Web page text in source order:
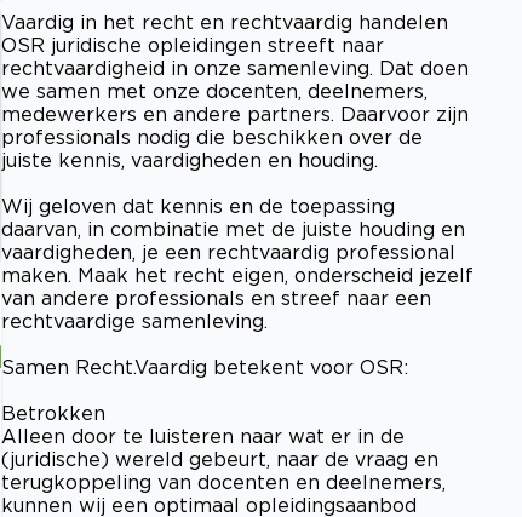
Vaardig in het recht en rechtvaardig handelen
OSR juridische opleidingen streeft naar
rechtvaardigheid in onze samenleving. Dat doen
we samen met onze docenten, deelnemers,
medewerkers en andere partners. Daarvoor zijn
professionals nodig die beschikken over de
juiste kennis, vaardigheden en houding.
Wij geloven dat kennis en de toepassing
daarvan, in combinatie met de juiste houding en
vaardigheden, je een rechtvaardig professional
maken. Maak het recht eigen, onderscheid jezelf
van andere professionals en streef naar een
rechtvaardige samenleving.
Samen Recht.Vaardig betekent voor OSR:
Betrokken
Alleen door te luisteren naar wat er in de
(juridische) wereld gebeurt, naar de vraag en
terugkoppeling van docenten en deelnemers,
kunnen wij een optimaal opleidingsaanbod